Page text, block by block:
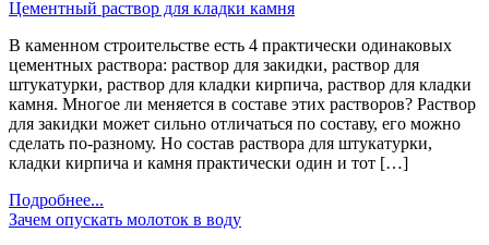
Цементный раствор для кладки камня
В каменном строительстве есть 4 практически одинаковых
цементных раствора: раствор для закидки, раствор для
штукатурки, раствор для кладки кирпича, раствор для кладки
камня. Многое ли меняется в составе этих растворов? Раствор
для закидки может сильно отличаться по составу, его можно
сделать по-разному. Но состав раствора для штукатурки,
кладки кирпича и камня практически один и тот […]
Подробнее...
Зачем опускать молоток в воду